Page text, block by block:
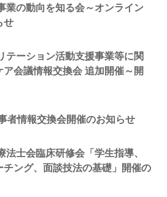
業の動向を知る会～オンライン
せ
テーション活動支援事業等に関
会議情報交換会 追加開催～開
者情報交換会開催のお知らせ
法士会臨床研修会「学生指導、
ング、面談技法の基礎」開催の